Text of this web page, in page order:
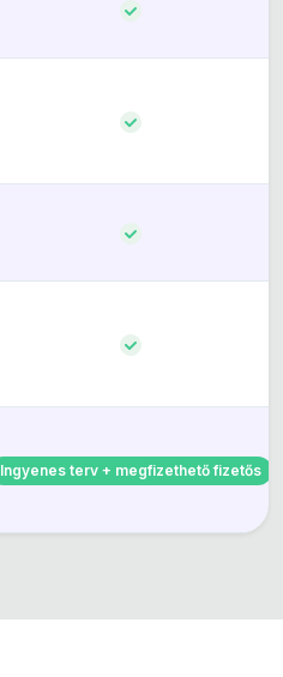
Ingyenes terv + megfizethető fizetős